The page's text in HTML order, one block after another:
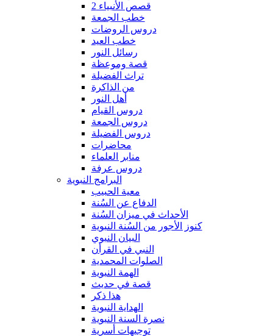
قصص الأنبياء 2
خطب الجمعة
دروس الروضات
خطب العيد
رسائل النور
قصة وموعظة
تراث الفضيلة
من الذاكرة
أهل النور
دروس القيام
دروس الجمعة
دروس الفضيلة
محاضرات
منابر العلماء
دروس عرفة
البرامج النبوية
معية الحبيب
الدفاع عن السُنة
الأحداث في ميزان السُنة
كنوز الأجور من السُنة النبوية
البيان النبوي
النبي في القرأن
الصلوات المحمدية
الهمة النبوية
قصة في حديث
هذا ذكر
الهداية النبوية
نصرة السنة النبوية
توجيهات أسرية